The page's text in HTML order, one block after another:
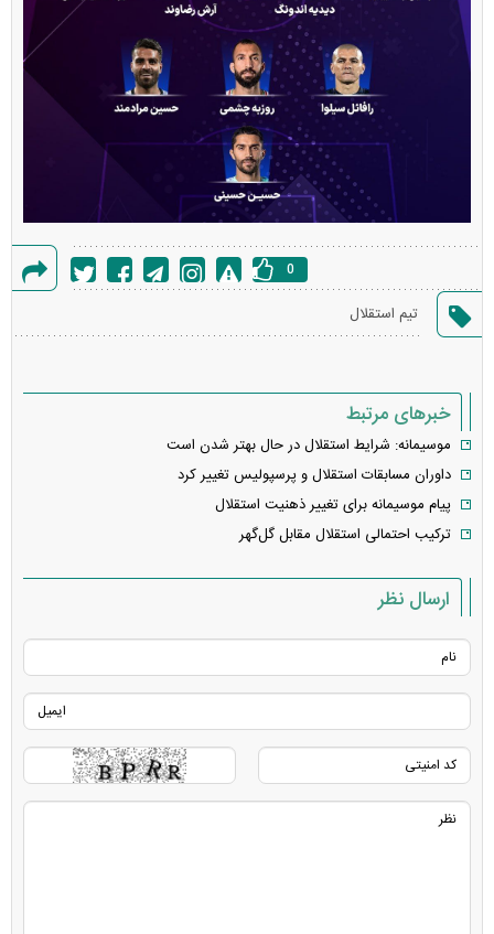
خطا
0
تیم استقلال
خبرهای مرتبط
موسیمانه: شرایط استقلال در حال بهتر شدن است
داوران مسابقات استقلال و پرسپولیس تغییر کرد
پیام موسیمانه برای تغییر ذهنیت استقلال
ترکیب احتمالی استقلال مقابل گل‌گهر
ارسال نظر